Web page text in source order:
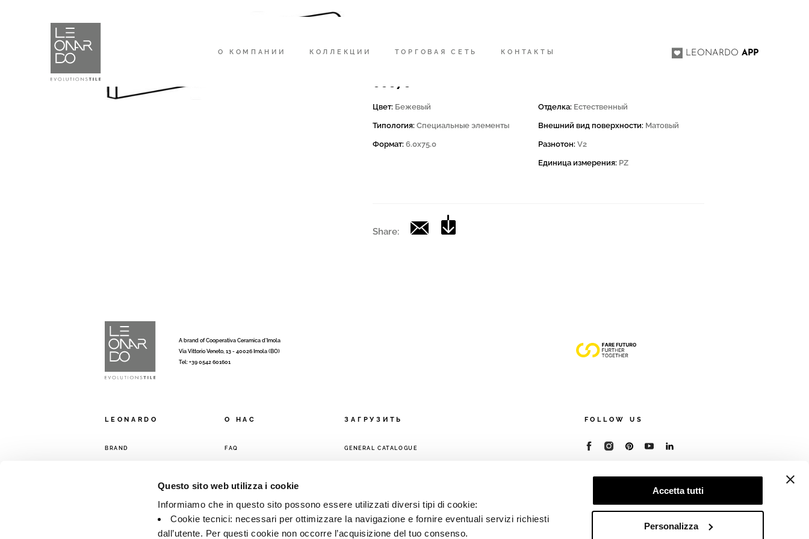
Questo sito web utilizza i cookie
Informiamo che in questo sito possono essere utilizzati diversi tipi di cookie:
Cookie tecnici: necessari per ottimizzare la navigazione e fornire eventuali servizi richiesti
dall’utente. Per questi cookie non occorre l’acquisizione del tuo consenso.
Accetta tutti
Personalizza
О КОМПАНИИ КОЛЛЕКЦИИ ТОРГОВАЯ СЕТЬ КОНТАКТЫ LEONARDOAPP
00676
Цвет: Бежевый
Типология: Специальные элементы
Формат: 6.0x75.0
Отделка: Естественный
Внешний вид поверхности: Матовый
Разнотон: V2
Единица измерения: PZ
Share:
A brand of Cooperativa Ceramica d’Imola
Via Vittorio Veneto, 13 - 40026 Imola (BO)
Tel: +39 0542 601601
LEONARDO
BRAND
O HAC
FAQ
ЗАГРУЗИТЬ
GENERAL CATALOGUE
FOLLOW US
© 2026 - Cooperativa Ceramica d’Imola
R.E.A. BO 5545